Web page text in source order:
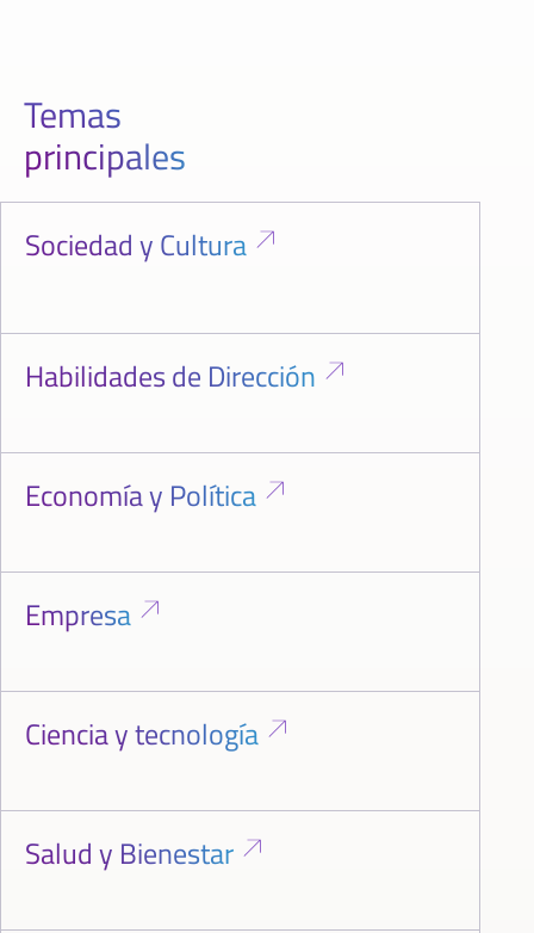
Temas
principales
Sociedad y Cultura
Habilidades de Dirección
Economía y Política
Empresa
Ciencia y tecnología
Salud y Bienestar